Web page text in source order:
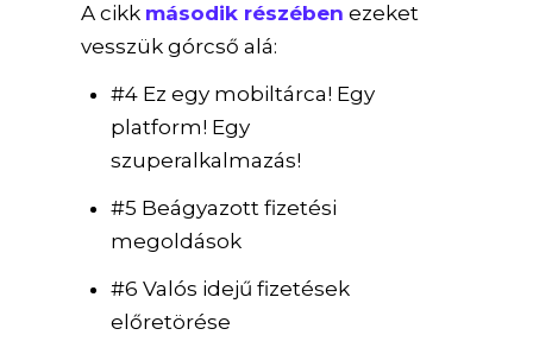
A cikk második részében ezeket
vesszük górcső alá:
#4 Ez egy mobiltárca! Egy
platform! Egy
szuperalkalmazás!
#5 Beágyazott fizetési
megoldások
#6 Valós idejű fizetések
előretörése